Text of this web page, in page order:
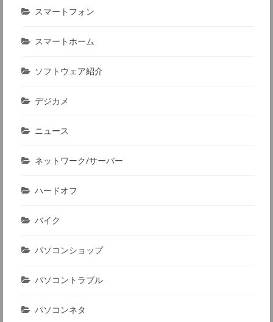
スマートフォン
スマートホーム
ソフトウェア紹介
デジカメ
ニュース
ネットワーク/サーバー
ハードオフ
バイク
パソコンショップ
パソコントラブル
パソコンネタ